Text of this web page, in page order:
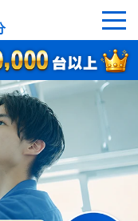
収可能なエアコン
回収の流れ
運営会社